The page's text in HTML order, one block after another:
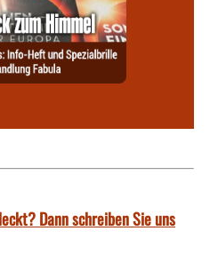
Dann schreiben Sie uns